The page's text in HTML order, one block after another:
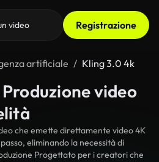
Registrazione
artificiale Kling 3.0 4k
video
che emette direttamente video 4K
eliminando la necessità di
Progettato per i creatori che